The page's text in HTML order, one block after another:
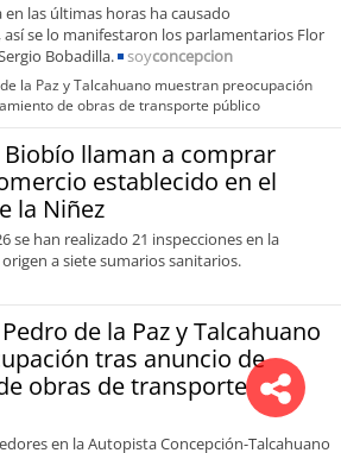
las últimas horas ha causado
se lo manifestaron los parlamentarios Flor
Bobadilla.
soyconcepcion
la Paz y Talcahuano muestran preocupación
de obras de transporte público
llaman a comprar
establecido en el
la Niñez
se han realizado 21 inspecciones en la
a siete sumarios sanitarios.
de la Paz y Talcahuano
tras anuncio de
obras de transporte
en la Autopista Concepción-Talcahuano